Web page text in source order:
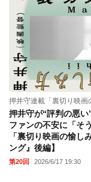
押井守連載「裏切り映画
押井守が“評判の悪い
ファンの不安に「そ
「裏切り映画の愉し
ング』後編】
第20回 2026/6/17 19:30